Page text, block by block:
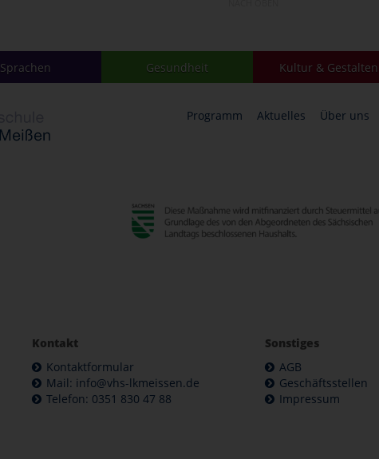
Sprachen Gesundheit Kultur & Gestalten
Programm Aktuelles Über uns
Kontakt
Kontaktformular
Mail: info@vhs-lkmeissen.de
Telefon: 0351 830 47 88
Sonstiges
AGB
Geschäftsstellen
Impressum